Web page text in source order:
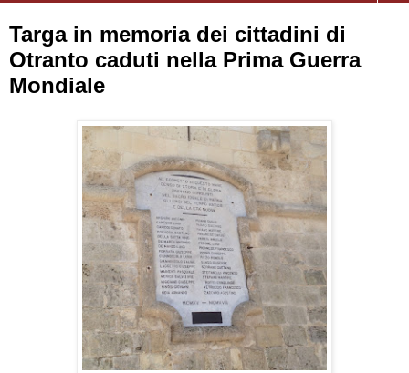
Targa in memoria dei cittadini di
Otranto caduti nella Prima Guerra
Mondiale